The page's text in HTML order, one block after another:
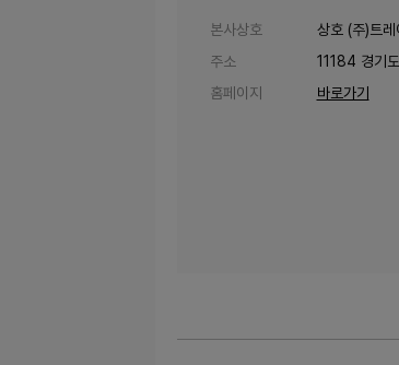
본사상호
상호 (주)트레
주소
11184 경기
홈페이지
바로가기